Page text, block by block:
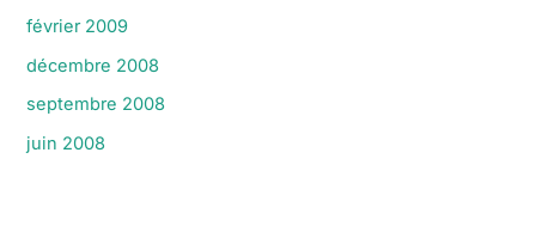
février 2009
décembre 2008
septembre 2008
juin 2008